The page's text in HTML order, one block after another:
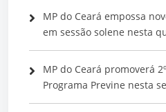
MP do Ceará empossa
em sessão solene nesta
MP do Ceará promoverá
Programa Previne nesta